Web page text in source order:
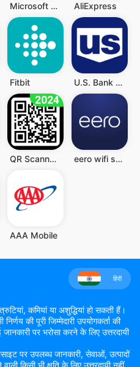
Microsoft Authenticator AliExpress
Fitbit U.S. Bank Mobile Banking
QR Scanner - Barcode Scanner eero wifi system
AAA Mobile
हिंदी
कमियां या अशुद्धियां हो सकती हैं।
की पूरी जिम्मेदारी उपयोगकर्ता की
पर भरोसा करने के लिए उत्तरदायी
पर उपलब्ध जानकारी, सेवाओं, उत्पादों
किसी भी क्षति के लिए उत्तरदायी नहीं